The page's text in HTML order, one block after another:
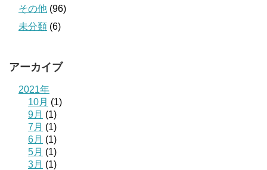
その他 (96)
未分類 (6)
アーカイブ
2021年
10月 (1)
9月 (1)
7月 (1)
6月 (1)
5月 (1)
3月 (1)